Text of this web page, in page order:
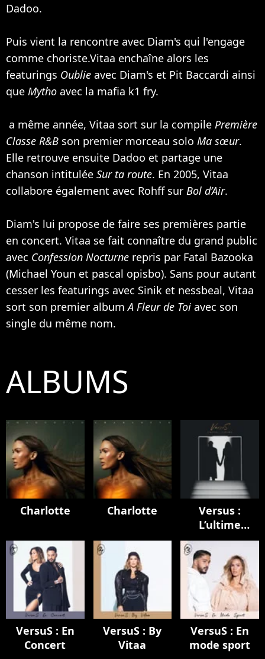
Dadoo.
Puis vient la rencontre avec Diam's qui l'engage
comme choriste.Vitaa enchaîne alors les
featurings Oublie avec Diam's et Pit Baccardi ainsi
que Mytho avec la mafia k1 fry.
a même année, Vitaa sort sur la compile Première
Classe R&B son premier morceau solo Ma sœur.
Elle retrouve ensuite Dadoo et partage une
chanson intitulée Sur ta route. En 2005, Vitaa
collabore également avec Rohffsur Bol d’Air.
Diam's lui propose de faire ses premières partie
en concert. Vitaa se fait connaître du grand public
avec Confession Nocturne repris par Fatal Bazooka
(Michael Youn et pascal opisbo). Sans pour autant
cesser les featurings avec Sinik et nessbeal, Vitaa
sort son premier albumA Fleur de Toi avec son
single du même nom.
ALBUMS
Charlotte Charlotte
Versus :
L’ultime
chapitre
VersuS : En
Concert
VersuS : By
Vitaa
VersuS : En
mode sport